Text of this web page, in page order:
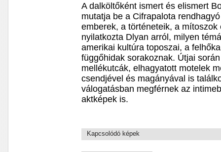
A dalköltőként ismert és elismert
mutatja be a Cifrapalota
emberek, a történeteik, a mítoszok
nyilatkozta Dlyan arról, milyen
amerikai kultúra toposzai, a
függőhidak sorakoznak. Útjai
mellékutcák, elhagyatott motelek
csendjével és magányával is
válogatásban megférnek az
aktképek is.
Kapcsolódó képek